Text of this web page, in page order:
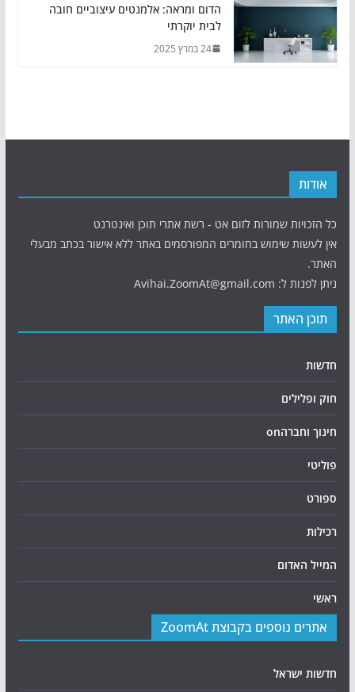
הדום ומראה: אלמנטים עיצוביים חובה
לבית יוקרתי
24 במרץ 2025
אודות
כל הזכויות שמורות לזום אט - רשת אתרי תוכן ואינטרנט
אין לעשות שימוש בחומרים המפורסמים באתר ללא אישור בכתב מבעלי
האתר.
ניתן לפנות ל: Avihai.ZoomAt@gmail.com
תוכן האתר
חדשות
חוק ופלילים
חינוך וחברהon
פוליטי
ספורט
רכילות
המייל האדום
ראשי
אתרים נוספים בקבוצת ZoomAt
חדשות ישראל